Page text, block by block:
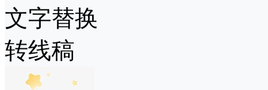
文字替换
转线稿